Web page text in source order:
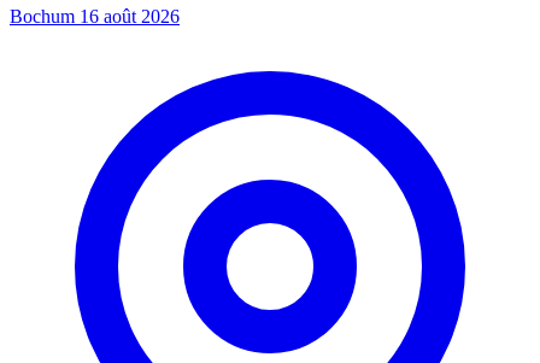
Bochum 16 août 2026